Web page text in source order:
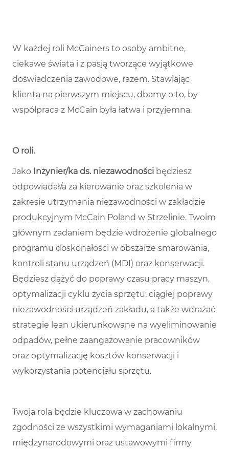
W każdej roli McCainers to osoby ambitne,
ciekawe świata i z pasją tworzące wyjątkowe
doświadczenia zawodowe, razem. Stawiając
klienta na pierwszym miejscu, dbamy o to, by
współpraca z McCain była łatwa i przyjemna.
O roli.
Jako Inżynier/ka ds. niezawodności będziesz
odpowiadał/a za kierowanie oraz szkolenia w
zakresie utrzymania niezawodności w zakładzie
produkcyjnym McCain Poland w Strzelinie. Twoim
głównym zadaniem będzie wdrożenie globalnego
programu doskonałości w obszarze smarowania,
kontroli stanu urządzeń (MDI) oraz konserwacji.
Będziesz dążyć do poprawy czasu pracy maszyn,
optymalizacji cyklu życia sprzętu, ciągłej poprawy
niezawodności urządzeń zakładu, a także wdrażać
strategie lean ukierunkowane na wyeliminowanie
odpadów, pełne zaangażowanie pracowników
oraz optymalizację kosztów konserwacji i
wykorzystania potencjału sprzętu.
Twoja rola będzie kluczowa w zachowaniu
zgodności ze wszystkimi wymaganiami lokalnymi,
międzynarodowymi oraz ustawowymi firmy